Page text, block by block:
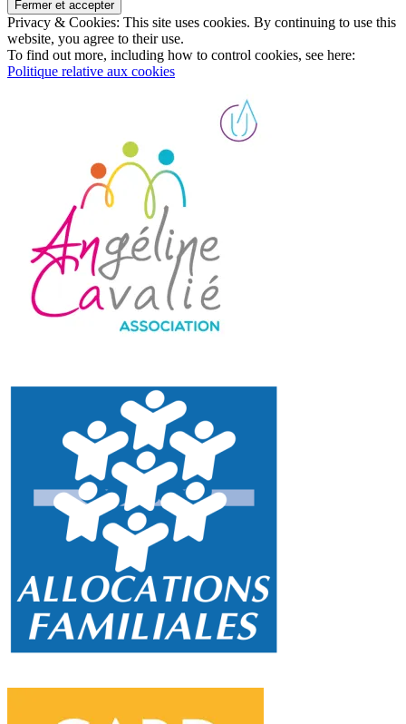
Privacy & Cookies: This site uses cookies. By continuing to use this
website, you agree to their use.
To find out more, including how to control cookies, see here:
Politique relative aux cookies